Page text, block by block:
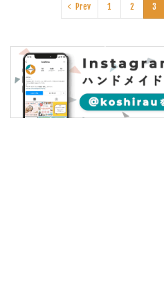
Prev 1 2 3